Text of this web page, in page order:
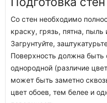
Со стен необходимо
краску, грязь, пятна,
Загрунтуйте,
Поверхность должна быть
однородной (различие
может быть заметно
цвет обоев, тем белее и